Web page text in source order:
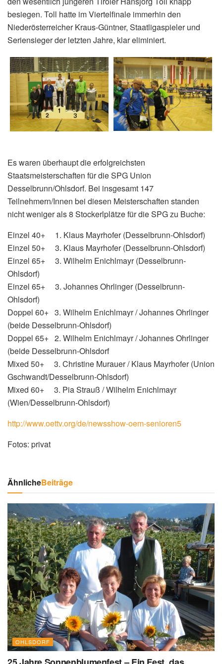
besiegen. Toll hatte im Viertelfinale immerhin den
Niederösterreicher Kraus-Güntner, Staatligaspieler und
Seriensieger der letzten Jahre, klar eliminiert.
Es waren überhaupt die erfolgreichsten
Staatsmeisterschaften für die SPG Union
Desselbrunn/Ohlsdorf. Bei insgesamt 147
Teilnehmern/Innen bei diesen Meisterschaften standen
nicht weniger als 8 Stockerlplätze für die SPG zu Buche:
Einzel 40+ 1. Klaus Mayrhofer (Desselbrunn-Ohlsdorf)
Einzel 50+ 3. Klaus Mayrhofer (Desselbrunn-Ohlsdorf)
Einzel 65+ 3. Wilhelm Enichlmayr (Desselbrunn-
Ohlsdorf)
Einzel 65+ 3. Johannes Ohrlinger (Desselbrunn-
Ohlsdorf)
Doppel 60+ 3. Wilhelm Enichlmayr / Johannes Ohrlinger
(beide Desselbrunn-Ohlsdorf)
Doppel 65+ 2. Wilhelm Enichlmayr / Johannes Ohrlinger
(beide Desselbrunn-Ohlsdorf
Mixed 50+ 3. Christine Murauer / Klaus Mayrhofer (Union
Gschwandt/Desselbrunn-Ohlsdorf)
Mixed 60+ 3. Pia Strauß / Wilhelm Enichlmayr
(Wien/Desselbrunn-Ohlsdorf)
http://www.oettv.org/de/newsshow-oem-senioren5
Fotos: privat
ÄhnlicheBeiträge
OHLSDORF